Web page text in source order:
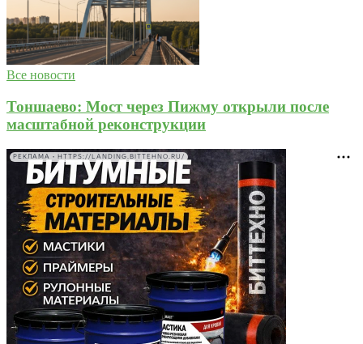
Все новости
Тоншаево: Мост через Пижму открыли после
масштабной реконструкции
РЕКЛАМА • HTTPS://LANDING.BITTEHNO.RU/